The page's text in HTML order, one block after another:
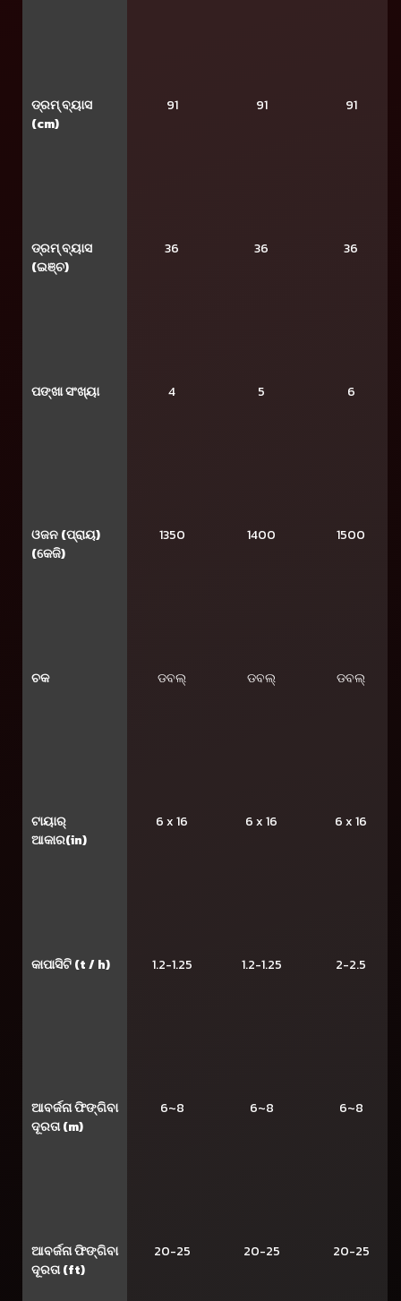
ଡ୍ରମ୍ ବ୍ୟାସ
(cm)
ଡ୍ରମ୍ ବ୍ୟାସ
(ଇଞ୍ଚ)
ପଙ୍ଖା ସଂଖ୍ୟା
ଓଜନ (ପ୍ରାୟ)
(କେଜି)
ଚକ
ଟାୟାର୍
ଆକାର(in)
କାପାସିଟି (t / h)
ଆବର୍ଜନା ଫିଙ୍ଗିବା
ଦୂରତା (m)
ଆବର୍ଜନା ଫିଙ୍ଗିବା
ଦୂରତା (ft)
91
36
4
1350
ଡବଲ୍
6 x 16
1.2-1.25
6~8
20-25
91
36
5
1400
ଡବଲ୍
6 x 16
1.2-1.25
6~8
20-25
91
36
6
1500
ଡବଲ୍
6 x 16
2-2.5
6~8
20-25